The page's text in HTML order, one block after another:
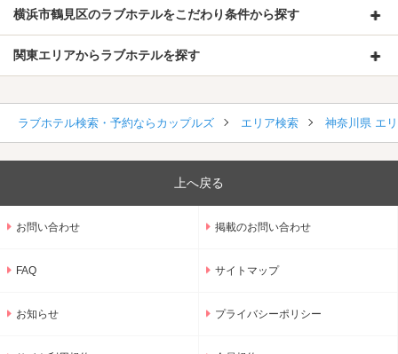
横浜市鶴見区のラブホテルをこだわり条件から探す
関東エリアからラブホテルを探す
ラブホテル検索・予約ならカップルズ エリア検索 神奈川県 エ
上へ戻る
お問い合わせ 掲載のお問い合わせ
FAQ サイトマップ
お知らせ プライバシーポリシー